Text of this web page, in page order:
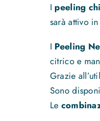
I peeling
sarà attivo
I Peeling
citrico e
Grazie
Sono
Le